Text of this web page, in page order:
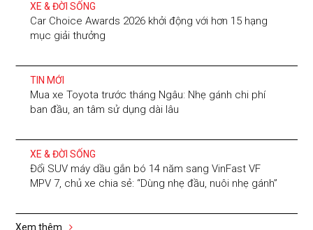
XE & ĐỜI SỐNG
Car Choice Awards 2026 khởi động với hơn 15 hạng
mục giải thưởng
TIN MỚI
Mua xe Toyota trước tháng Ngâu: Nhẹ gánh chi phí
ban đầu, an tâm sử dụng dài lâu
XE & ĐỜI SỐNG
Đổi SUV máy dầu gắn bó 14 năm sang VinFast VF
MPV 7, chủ xe chia sẻ: “Dùng nhẹ đầu, nuôi nhẹ gánh”
Xem thêm